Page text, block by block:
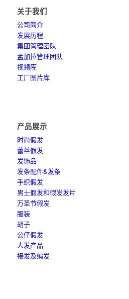
关于我们
公司简介
发展历程
集团管理团队
孟加拉管理团队
视频库
工厂图片库
产品展示
时尚假发
蕾丝假发
发饰品
发条配件&发条
手织假发
男士假发和假发发片
万圣节假发
服装
胡子
公仔假发
人发产品
接发及编发